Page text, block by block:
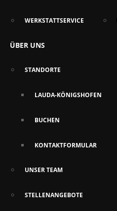
WERKSTATTSERVICE
ÜBER UNS
STANDORTE
LAUDA-KÖNIGSHOFEN
BUCHEN
KONTAKTFORMULAR
UNSER TEAM
STELLENANGEBOTE